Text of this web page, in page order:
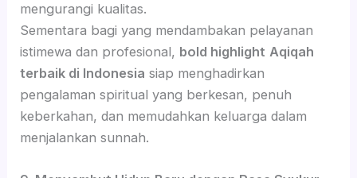
mengurangi kualitas.
Sementara bagi yang mendambakan pelayanan
istimewa dan profesional, bold highlight Aqiqah
terbaik di Indonesia siap menghadirkan
pengalaman spiritual yang berkesan, penuh
keberkahan, dan memudahkan keluarga dalam
menjalankan sunnah.